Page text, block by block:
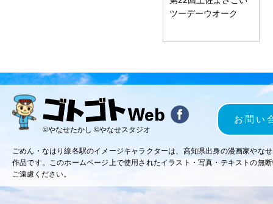
ツーデーウオーク
©やなせたかし ©やなせスタジオ
お問い
ごめん・なはり線各駅のイメージキャラクターは、高知県出身の漫画家やな
作品です。このホームページ上で使用されたイラスト・写真・テキストの無
ご遠慮ください。